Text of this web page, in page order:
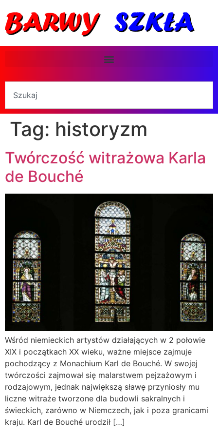
Tag: historyzm
Twórczość witrażowa Karla
de Bouché
Wśród niemieckich artystów działających w 2 połowie
XIX i początkach XX wieku, ważne miejsce zajmuje
pochodzący z Monachium Karl de Bouché. W swojej
twórczości zajmował się malarstwem pejzażowym i
rodzajowym, jednak największą sławę przyniosły mu
liczne witraże tworzone dla budowli sakralnych i
świeckich, zarówno w Niemczech, jak i poza granicami
kraju. Karl de Bouché urodził […]